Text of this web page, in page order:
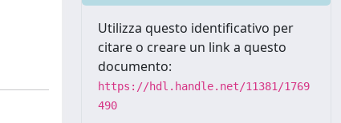
Utilizza questo identificativo per
citare o creare un link a questo
documento:
https://hdl.handle.net/11381/1769
490